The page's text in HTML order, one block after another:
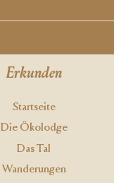
Erkunden
Startseite
Die Ökolodge
Das Tal
Wanderungen